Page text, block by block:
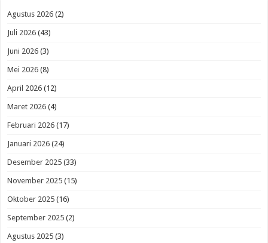
Agustus 2026 (2)
Juli 2026 (43)
Juni 2026 (3)
Mei 2026 (8)
April 2026 (12)
Maret 2026 (4)
Februari 2026 (17)
Januari 2026 (24)
Desember 2025 (33)
November 2025 (15)
Oktober 2025 (16)
September 2025 (2)
Agustus 2025 (3)